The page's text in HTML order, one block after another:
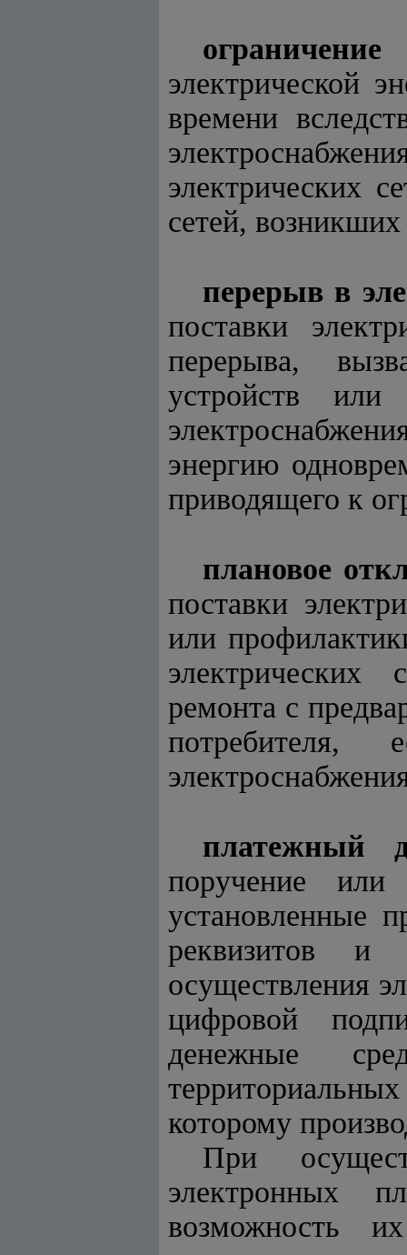
электрической
времени
электрических
сетей,
перерыв в
поставки
перерыва,
устройств
энергию
приводящего к
плановое
поставки
или
электрических
ремонта с
платежный
поручение
установленные
реквизитов и
осуществления
цифровой
денежные
которому
При
электронных
возможность